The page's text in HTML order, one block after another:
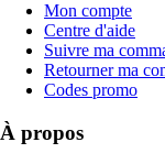
Mon compte
Centre d'aide
Suivre ma
Retourner ma
Codes promo
À propos